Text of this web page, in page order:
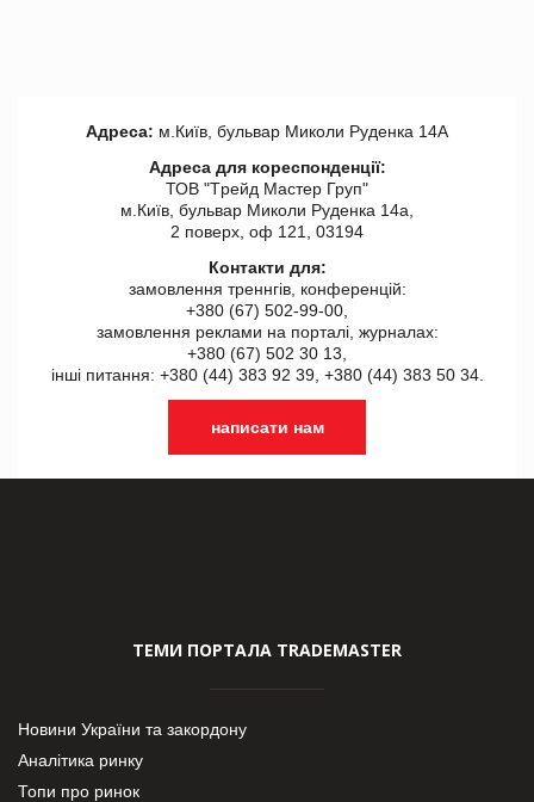
Адреса: м.Київ, бульвар Миколи Руденка 14А
Адреса для кореспонденції:
ТОВ "Tрейд Мастер Груп"
м.Київ, бульвар Миколи Руденка 14а,
2 поверх, оф 121, 03194
Контакти для:
замовлення треннгів, конференцій:
+380 (67) 502-99-00,
замовлення реклами на порталі, журналах:
+380 (67) 502 30 13,
інші питання: +380 (44) 383 92 39, +380 (44) 383 50 34.
написати нам
ТЕМИ ПОРТАЛА TRADEMASTER
Новини України та закордону
Аналітика ринку
Топи про ринок